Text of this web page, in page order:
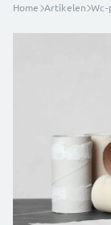
Home Artikelen Wc-